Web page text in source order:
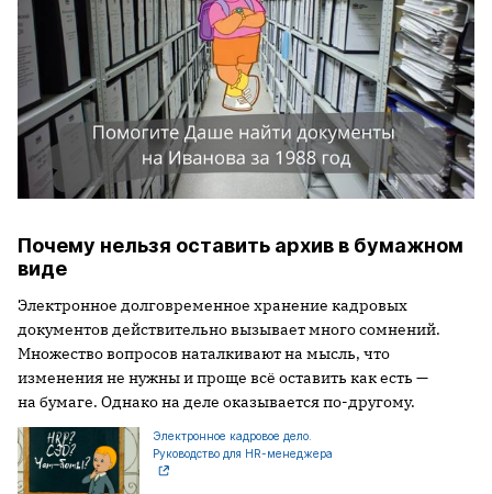
Почему нельзя оставить архив в бумажном
виде
Электронное долговременное хранение кадровых
документов действительно вызывает много сомнений.
Множество вопросов наталкивают на мысль, что
изменения не нужны и проще всё оставить как есть —
на бумаге. Однако на деле оказывается по-другому.
Электронное кадровое дело.
Руководство для HR-менеджера